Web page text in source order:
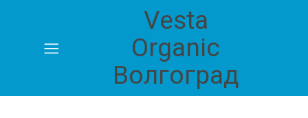
Vesta
Organic
Волгоград